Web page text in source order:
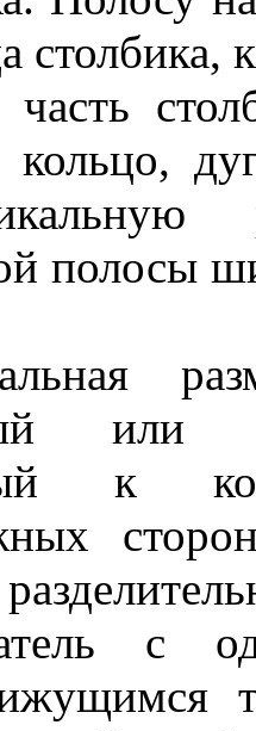
столбика,
часть
кольцо,
полосы
или
к
с